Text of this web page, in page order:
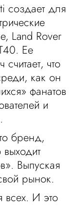
создает для
Land Rover
Ее
что
как он
фанатов
и
бренд,
выходит
Выпуская
рынок.
И это